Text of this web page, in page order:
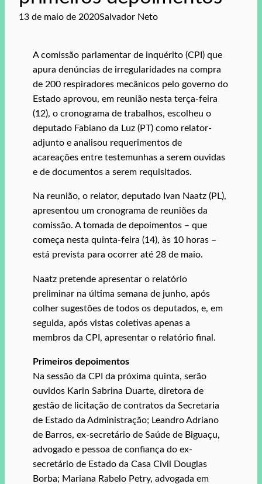
13 de maio de 2020Salvador Neto
A comissão parlamentar de inquérito (CPI) que
apura denúncias de irregularidades na compra
de 200 respiradores mecânicos pelo governo do
Estado aprovou, em reunião nesta terça-feira
(12), o cronograma de trabalhos, escolheu o
deputado Fabiano da Luz (PT) como relator-
adjunto e analisou requerimentos de
acareações entre testemunhas a serem ouvidas
e de documentos a serem requisitados.
Na reunião, o relator, deputado Ivan Naatz (PL),
apresentou um cronograma de reuniões da
comissão. A tomada de depoimentos – que
começa nesta quinta-feira (14), às 10 horas –
está prevista para ocorrer até 28 de maio.
Naatz pretende apresentar o relatório
preliminar na última semana de junho, após
colher sugestões de todos os deputados, e, em
seguida, após vistas coletivas apenas a
membros da CPI, apresentar o relatório final.
Primeiros depoimentos
Na sessão da CPI da próxima quinta, serão
ouvidos Karin Sabrina Duarte, diretora de
gestão de licitação de contratos da Secretaria
de Estado da Administração; Leandro Adriano
de Barros, ex-secretário de Saúde de Biguaçu,
advogado e pessoa de confiança do ex-
secretário de Estado da Casa Civil Douglas
Borba; Mariana Rabelo Petry, advogada em